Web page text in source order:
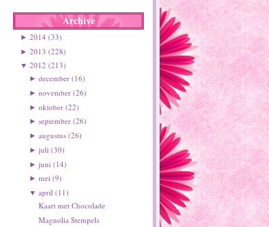
Archive
► 2014 (33)
► 2013 (228)
▼ 2012 (213)
►december (16)
►november (26)
►oktober (22)
►september (26)
►augustus (26)
►juli (30)
►juni (14)
►mei (9)
▼april (11)
Kaart met Chocolade
Magnolia Stempels